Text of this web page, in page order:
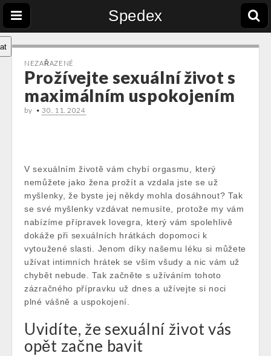
Spedex
NEZAŘAZENÉ
Prožívejte sexuální život s
maximálním uspokojením
by •30. 11. 2024
V sexuálním životě vám chybí orgasmu, který
nemůžete jako žena prožít a vzdala jste se už
myšlenky, že byste jej někdy mohla dosáhnout? Tak
se své myšlenky vzdávat nemusíte, protože my vám
nabízíme přípravek lovegra , který vám spolehlivě
dokáže při sexuálních hrátkách dopomoci k
vytoužené slasti. Jenom díky našemu léku si můžete
užívat intimních hrátek se vším všudy a nic vám už
chybět nebude. Tak začněte s užíváním tohoto
zázračného přípravku už dnes a užívejte si noci
plné vášně a uspokojení.
Uvidíte, že sexuální život vás
opět začne bavit